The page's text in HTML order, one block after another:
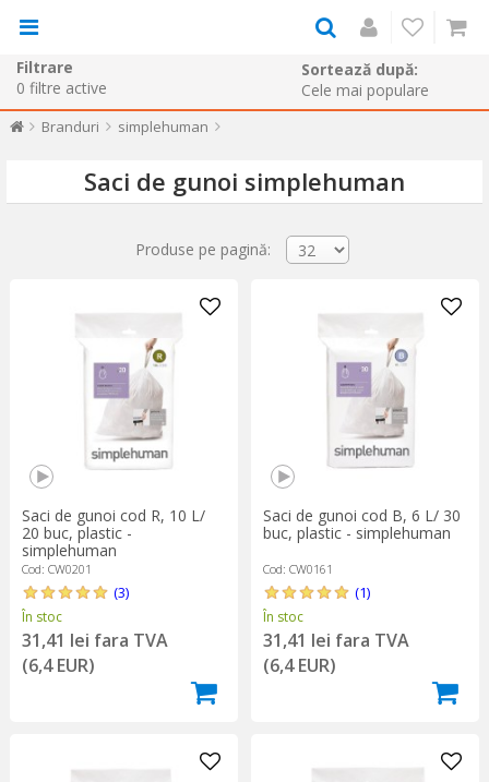
Filtrare
0 filtre active
Sortează după:
Branduri simplehuman
Saci de gunoi simplehuman
Produse pe pagină:
Saci de gunoi cod R, 10 L/
20 buc, plastic -
simplehuman
Cod: CW0201
(3)
În stoc
31,41 lei fara TVA
(6,4 EUR)
Saci de gunoi cod B, 6 L/ 30
buc, plastic - simplehuman
Cod: CW0161
(1)
În stoc
31,41 lei fara TVA
(6,4 EUR)